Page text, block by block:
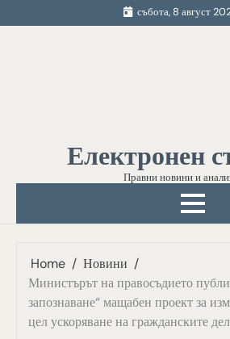
to
събота, 8 август
Електронен
Правни новини и
Home
Новини
Министърът на правосъдието
запознаване“ мащабен проект за
цел ускоряване на гражданските